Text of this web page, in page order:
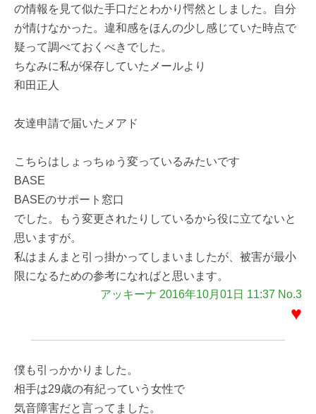
の情報を見て似た手口だとわかり愕然としました。自分
が情けなかった。違和感をほんの少し感じていた時点で
疑って調べておくべきでした。
ちなみに私が保存していたメールより
和田正人
友達申請で届いたメアド
こちらはしょっちゅう変っているみたいです
BASE
BASEのサポート窓口
でした。もう変更されたりしているから役に立てないと
思いますが。
私はまんまと引っ掛かってしまいましたが、被害が最小
限になるための参考になればと思います。
アッキーナ 2016年10月01日 11:37 No.3
♥
僕も引っかかりました。
相手は29歳の有紀っていう女性で
気音障害だと言ってました。